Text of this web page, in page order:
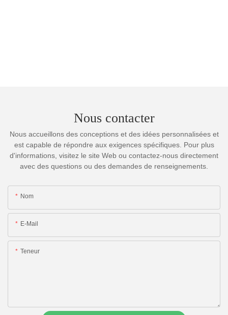
Nous contacter
Nous accueillons des conceptions et des idées personnalisées et
est capable de répondre aux exigences spécifiques. Pour plus
d'informations, visitez le site Web ou contactez-nous directement
avec des questions ou des demandes de renseignements.
Nom
E-Mail
Teneur